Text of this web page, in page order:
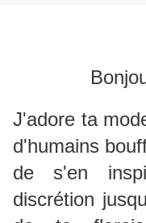
J'adore ta
d'humains
de s'en
discrétion